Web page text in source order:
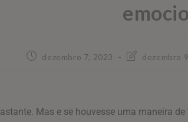
dezembro 7, 2023 dezembro
Mas e se houvesse uma maneira